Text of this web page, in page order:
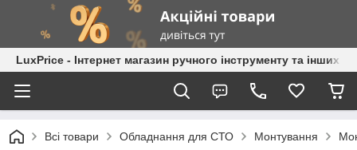
LuxPrice - Інтернет магазин ручного інструменту та інших
Всі товари Обладнання для СТО Монтування